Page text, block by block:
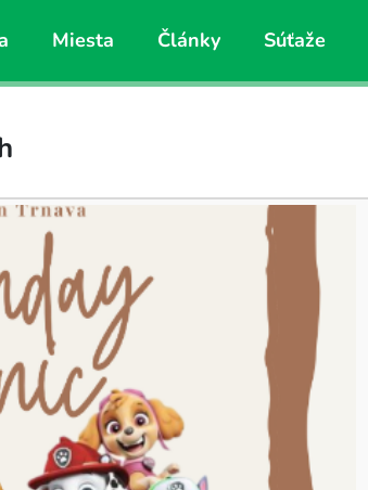
Miesta Články Súťaže